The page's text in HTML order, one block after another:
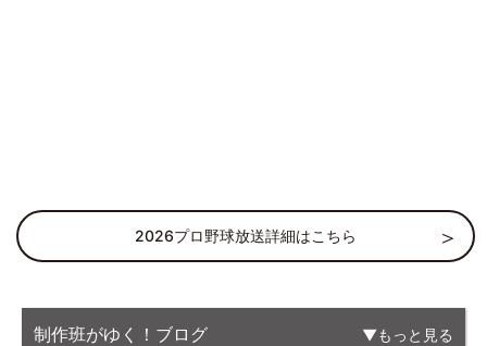
2026プロ野球放送詳細はこちら
制作班がゆく！ブログ もっと見る